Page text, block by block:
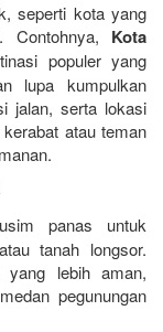
seperti kota yang
Contohnya, Kota
populer yang
lupa kumpulkan
jalan, serta lokasi
atau teman
panas untuk
tanah longsor.
yang lebih aman,
pegunungan